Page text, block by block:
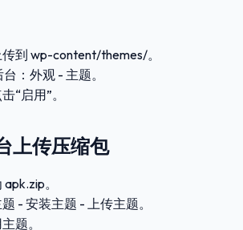
到wp-content/themes/。
： 外观 - 主题。
“启用”。
上传压缩包
apk.zip。
- 安装主题 - 上传主题。
题。